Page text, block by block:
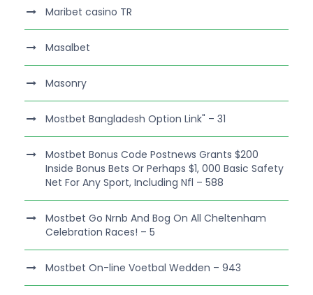
Maribet casino TR
Masalbet
Masonry
Mostbet Bangladesh Option Link" – 31
Mostbet Bonus Code Postnews Grants $200
Inside Bonus Bets Or Perhaps $1, 000 Basic Safety
Net For Any Sport, Including Nfl – 588
Mostbet Go Nrnb And Bog On All Cheltenham
Celebration Races! – 5
Mostbet On-line Voetbal Wedden – 943